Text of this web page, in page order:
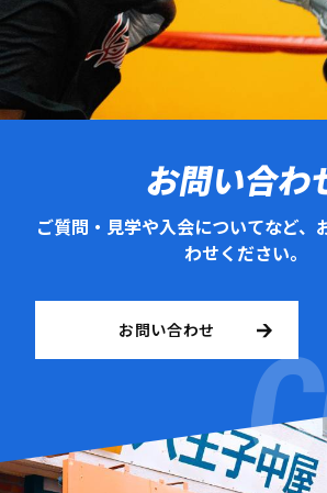
お問い合わ
ご質問・見学や入会についてなど、
わせください。
お問い合わせ